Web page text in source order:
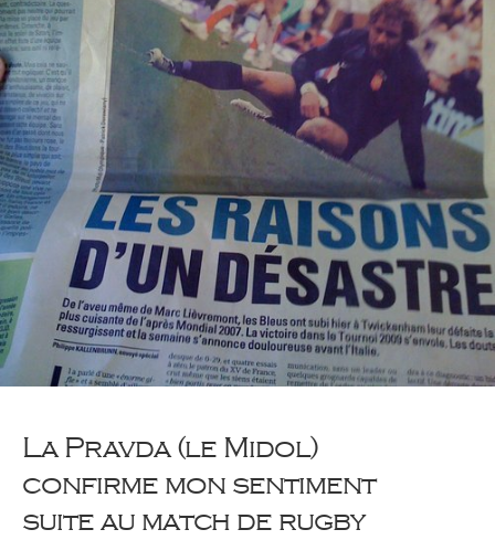
La Pravda (le Midol)
confirme mon sentiment
suite au match de rugby